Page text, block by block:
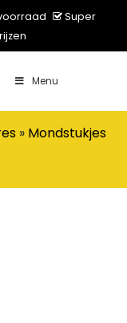
Super
Menu
» Mondstukjes